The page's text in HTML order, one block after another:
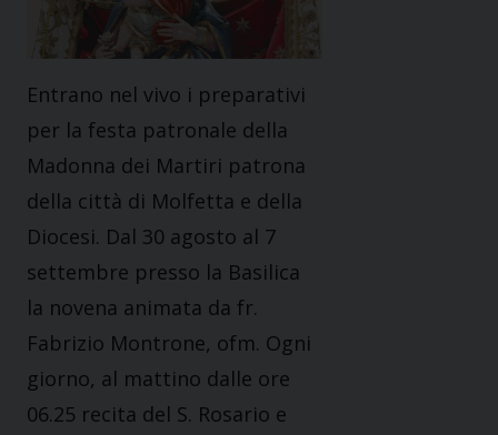
Entrano nel vivo i preparativi
per la festa patronale della
Madonna dei Martiri patrona
della città di Molfetta e della
Diocesi. Dal 30 agosto al 7
settembre presso la Basilica
la novena animata da fr.
Fabrizio Montrone, ofm. Ogni
giorno, al mattino dalle ore
06.25 recita del S. Rosario e